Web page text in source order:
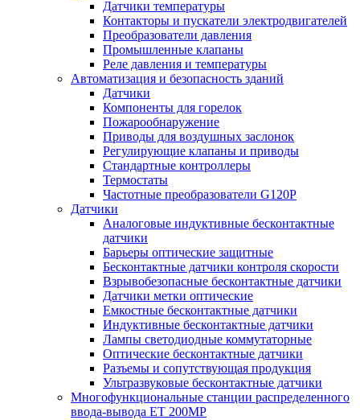
Датчики температуры
Контакторы и пускатели электродвигателей
Преобразователи давления
Промышленные клапаны
Реле давления и температуры
Автоматизация и безопасность зданий
Датчики
Компоненты для горелок
Пожарообнаружение
Приводы для воздушных заслонок
Регулирующие клапаны и приводы
Стандартные контроллеры
Термостаты
Частотные преобразователи G120P
Датчики
Аналоговые индуктивные бесконтактные
датчики
Барьеры оптические защитные
Бесконтактные датчики контроля скорости
Взрывобезопасные бесконтактные датчики
Датчики метки оптические
Емкостные бесконтактные датчики
Индуктивные бесконтактные датчики
Лампы светодиодные коммутаторные
Оптические бесконтактные датчики
Разъемы и сопутствующая продукция
Ультразвуковые бесконтактные датчики
Многофункциональные станции распределенного
ввода-вывода ET 200MP